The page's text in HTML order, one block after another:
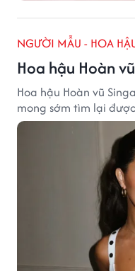
NGƯỜI MẪU - HOA
Hoa hậu Hoàn
Hoa hậu Hoàn vũ
mong sớm tìm lại